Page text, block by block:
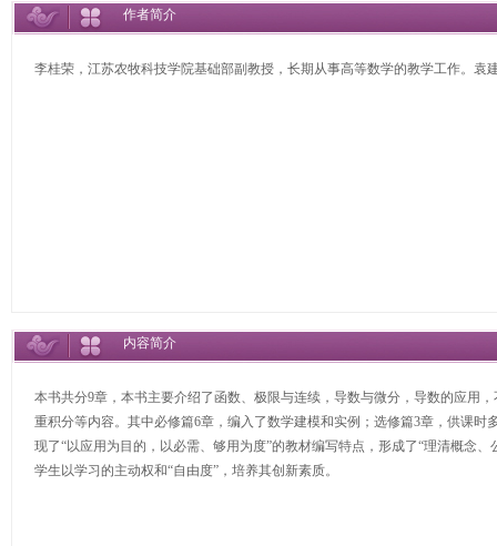
作者简介
李桂荣，江苏农牧科技学院基础部副教授，长期从事高等数学的教学工作。袁
内容简介
本书共分9章，本书主要介绍了函数、极限与连续，导数与微分，导数的应用
重积分等内容。其中必修篇6章，编入了数学建模和实例；选修篇3章，供课
现了“以应用为目的，以必需、够用为度”的教材编写特点，形成了“理清概念
学生以学习的主动权和“自由度”，培养其创新素质。